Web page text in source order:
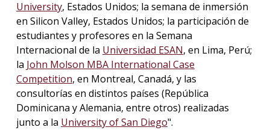
University, Estados Unidos; la semana de inmersión
en Silicon Valley, Estados Unidos; la participación de
estudiantes y profesores en la Semana
Internacional de la Universidad ESAN, en Lima, Perú;
la John Molson MBA International Case
Competition, en Montreal, Canadá, y las
consultorías en distintos países (República
Dominicana y Alemania, entre otros) realizadas
junto a la University of San Diego".